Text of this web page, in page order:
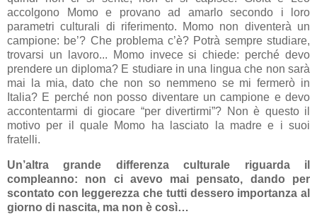
accolgono Momo e provano ad amarlo secondo i loro
parametri culturali di riferimento. Momo non diventerà un
campione: be’? Che problema c’è? Potrà sempre studiare,
trovarsi un lavoro... Momo invece si chiede: perché devo
prendere un diploma? E studiare in una lingua che non sarà
mai la mia, dato che non so nemmeno se mi fermerò in
Italia? E perché non posso diventare un campione e devo
accontentarmi di giocare “per divertirmi”? Non è questo il
motivo per il quale Momo ha lasciato la madre e i suoi
fratelli.
Un’altra grande differenza culturale riguarda il
compleanno: non ci avevo mai pensato, dando per
scontato con leggerezza che tutti dessero importanza al
giorno di nascita, ma non è così…